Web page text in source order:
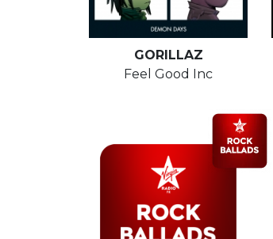
GORILLAZ
Feel Good Inc